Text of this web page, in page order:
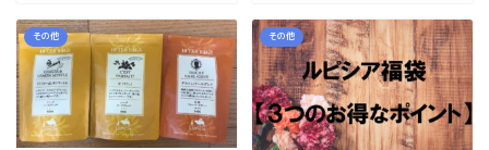
その他 その他